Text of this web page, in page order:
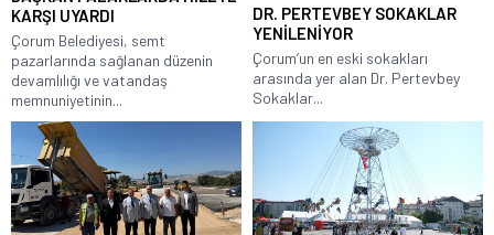
KARŞI UYARDI
Çorum Belediyesi, semt
pazarlarında sağlanan düzenin
devamlılığı ve vatandaş
memnuniyetinin...
DR. PERTEVBEY SOKAKLAR
YENİLENİYOR
Çorum’un en eski sokakları
arasında yer alan Dr. Pertevbey
Sokaklar...